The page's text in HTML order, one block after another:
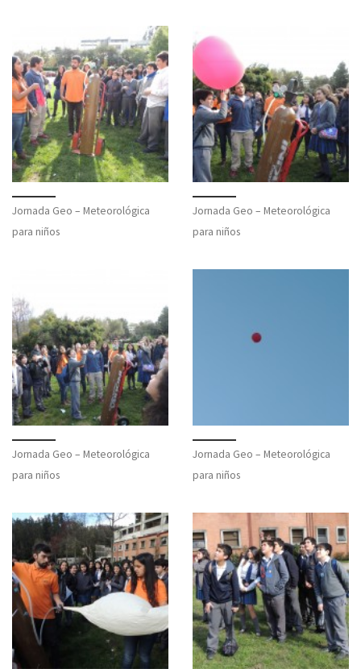
Jornada Geo – Meteorológica
para niños
Jornada Geo – Meteorológica
para niños
Jornada Geo – Meteorológica
para niños
Jornada Geo – Meteorológica
para niños